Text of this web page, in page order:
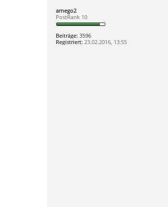
arnego2
PostRank 10
Beiträge: 3596
Registriert: 23.02.2016, 13:55